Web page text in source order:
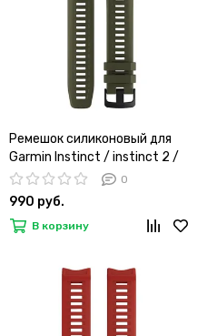
Ремешок силиконовый для
Garmin Instinct / instinct 2 /
Instinct Crossover 22 мм
оригинальное крепление
(Болотный Moss)
0
990 руб.
В корзину